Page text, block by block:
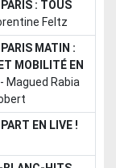
: TOUS
Feltz
MATIN :
MOBILITÉ EN
- Magued Rabia
EN LIVE !